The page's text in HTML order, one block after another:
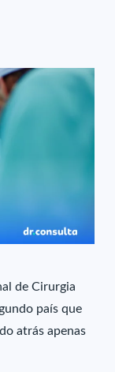
de Cirurgia
país que
atrás apenas